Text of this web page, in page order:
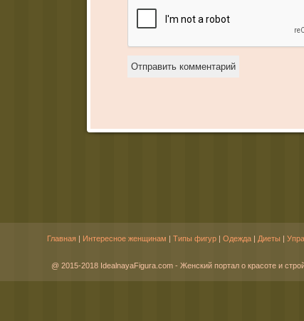
Главная | Интересное женщинам | Типы фигур | Одежда | Диеты |
@ 2015-2018 IdealnayaFigura.com - Женский портал о красоте и